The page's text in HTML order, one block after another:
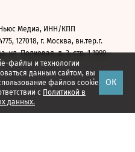
файлы и технологии
данным сайтом, вы
файлов cookie
с Политикой в
данных.
ОК
Медиа, ИНН/КПП
127018, г. Москва, вн.тер.г.
ул. Полковая, д. 3, стр. 1 1999—